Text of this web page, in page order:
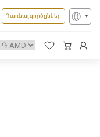
Դառնալ գործընկեր